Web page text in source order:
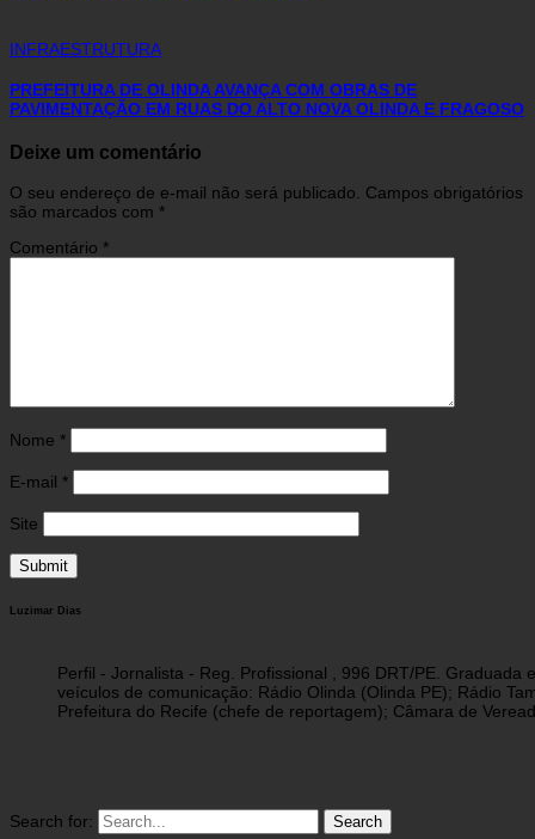
INFRAESTRUTURA
PREFEITURA DE OLINDA AVANÇA COM OBRAS DE
PAVIMENTAÇÃO EM RUAS DO ALTO NOVA OLINDA E FRAGOSO
Deixe um comentário
O seu endereço de e-mail não será publicado. Campos obrigatórios
são marcados com *
Comentário *
Nome *
E-mail *
Site
Luzimar Dias
Perfil - Jornalista - Reg. Profissional , 996 DRT/PE.
veículos de comunicação: Rádio Olinda (Olinda PE); Rádio
Prefeitura do Recife (chefe de reportagem); Câmara de
Search for: